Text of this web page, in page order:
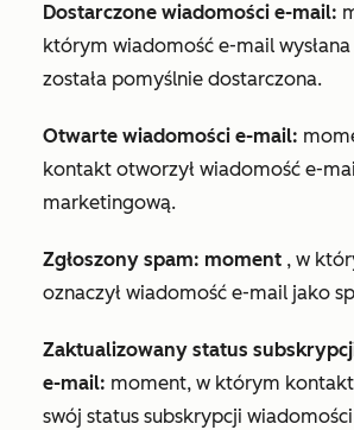
Dostarczone wiadomości e-mail:
którym wiadomość e-mail
została pomyślnie dostarczona.
Otwarte wiadomości e-mail:
kontakt otworzył wiadomość e-
marketingową.
Zgłoszony spam: moment , w
oznaczył wiadomość e-mail jako
Zaktualizowany status
e-mail: moment, w którym
swój status subskrypcji